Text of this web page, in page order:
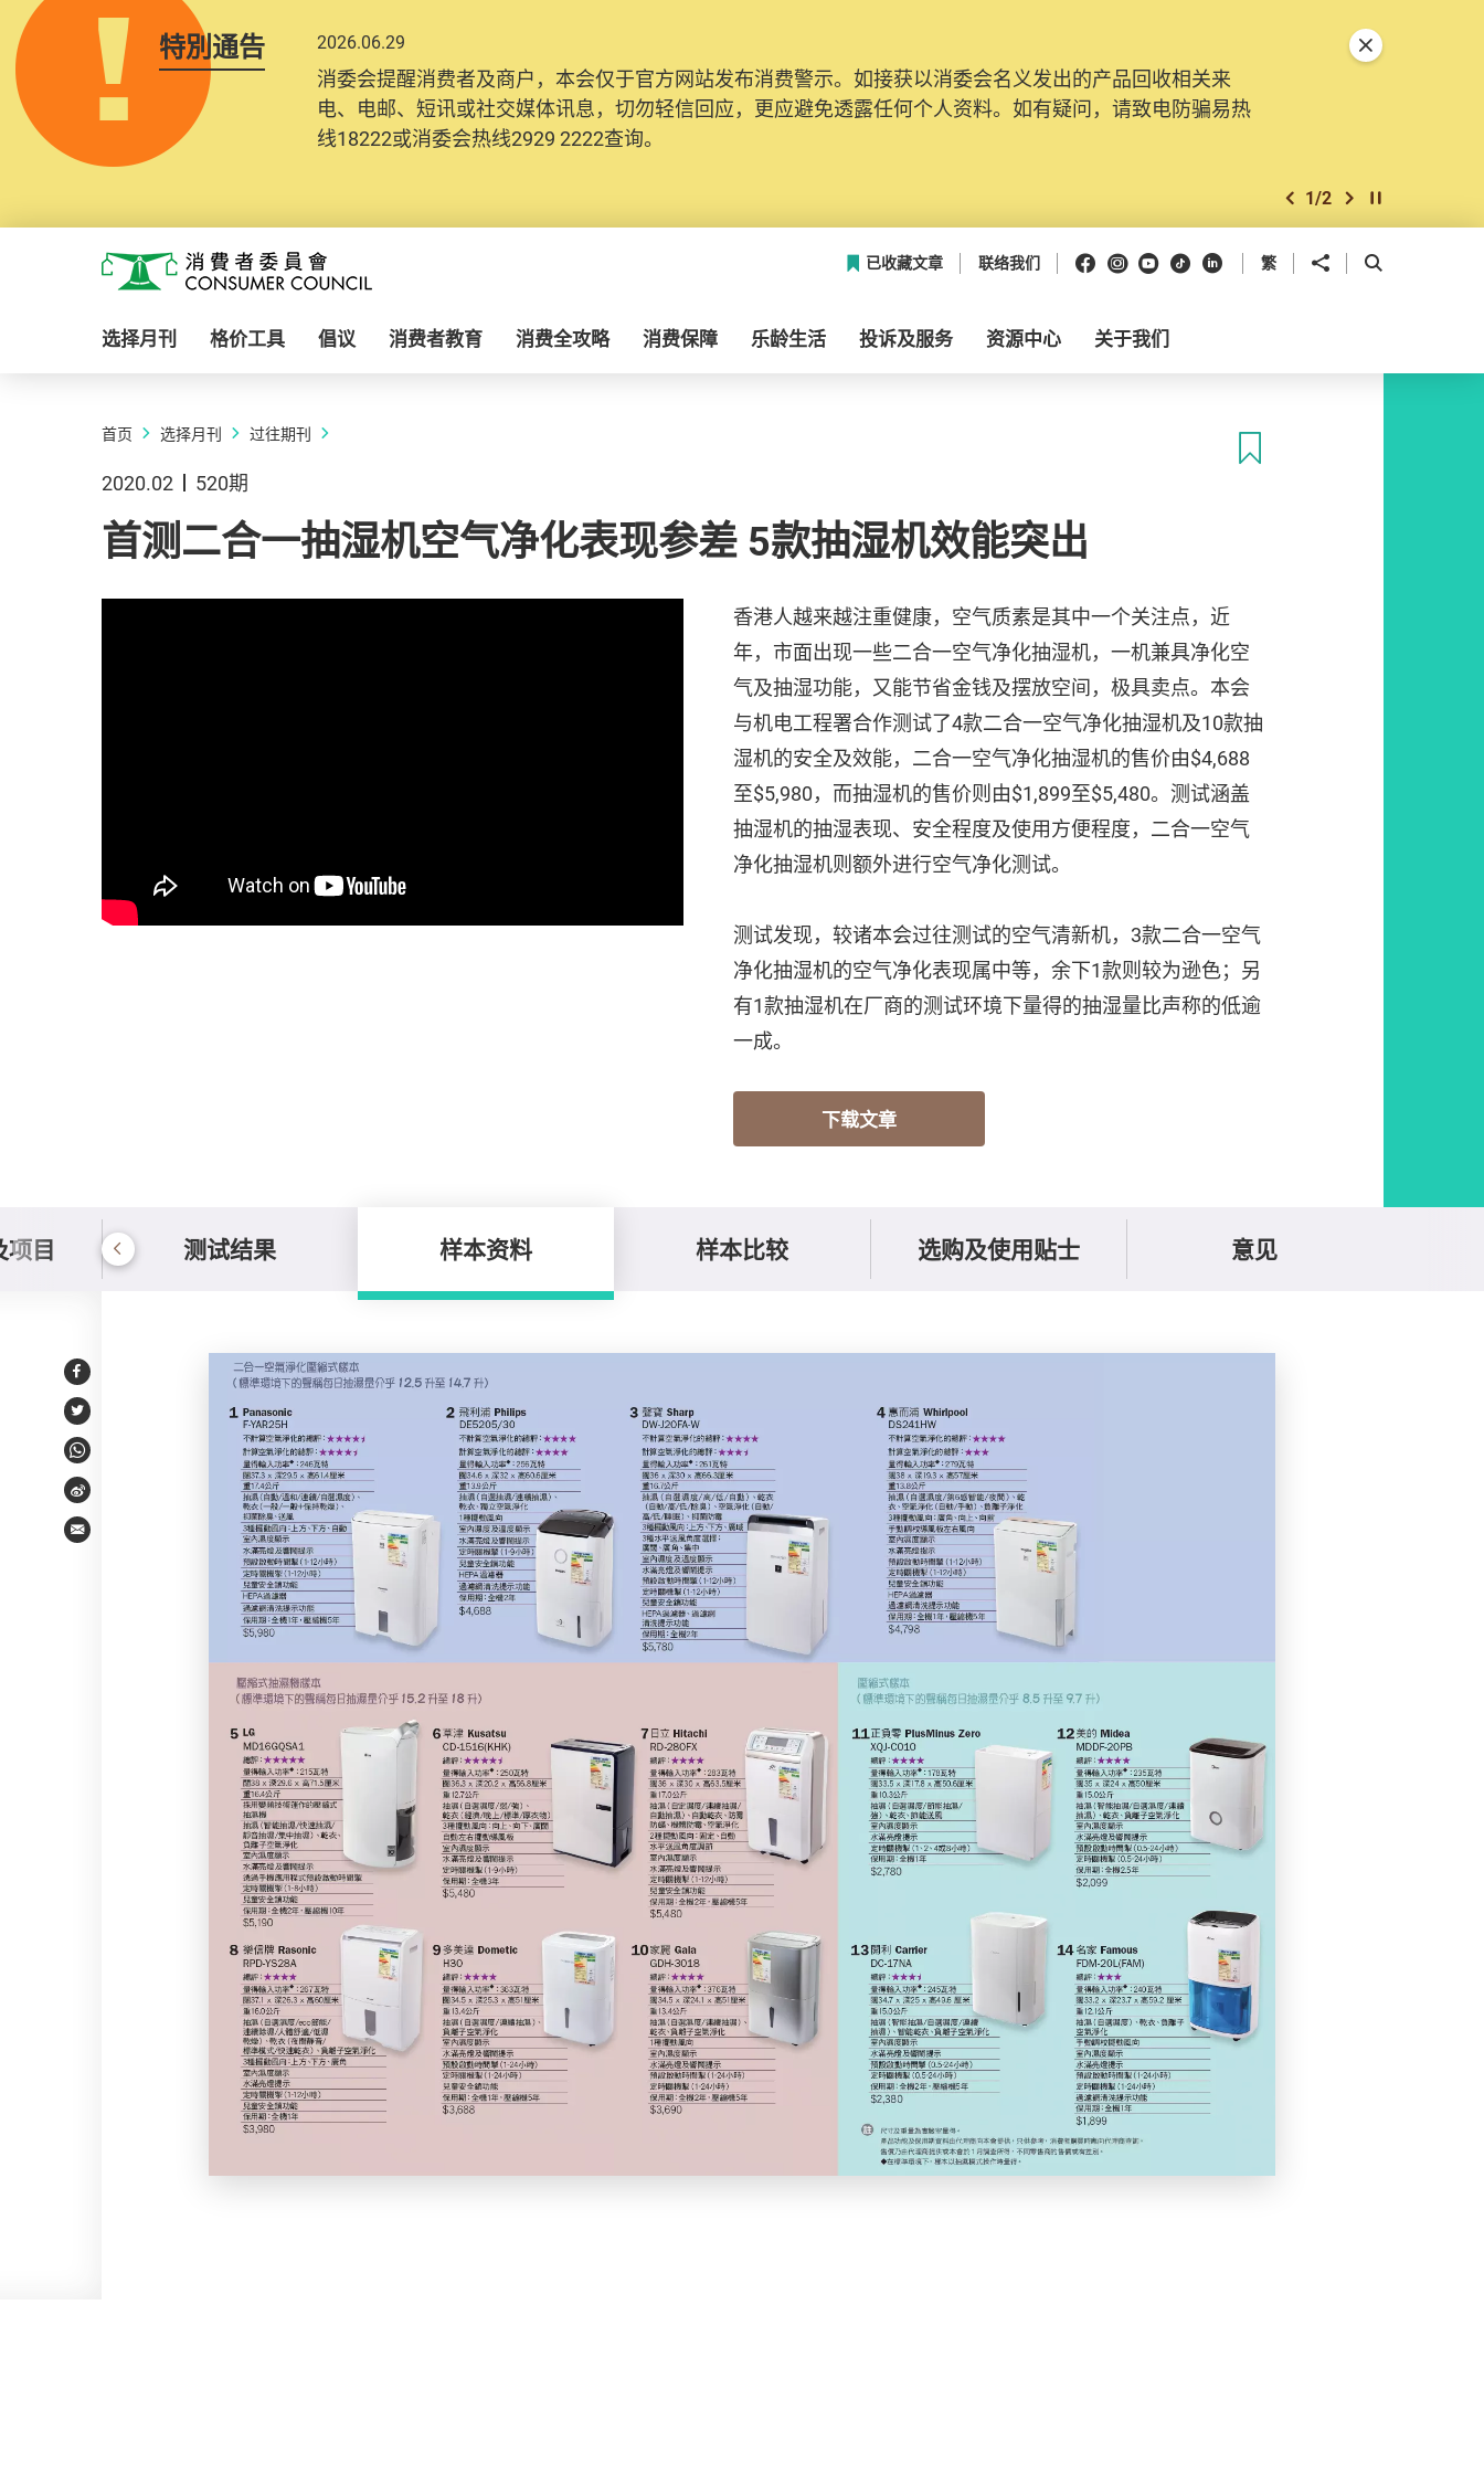
特別通告 2026.06.29
消委会提醒消费者及商户，本会仅于官方网站发布消费警示。如接获以消委会名义发出的产品回收相关来
电、电邮、短讯或社交媒体讯息，切勿轻信回应，更应避免透露任何个人资料。如有疑问，请致电防骗易热
线18222或消委会热线2929 2222查询。
上一个
1/2 下一个开始/暂停幻灯
关闭特別通告
消费者委员会
已收藏文章 联络我们 Facebook
Instagram
Youtube
抖音领英 繁 分享到 开启搜寻框
选择月刊 格价工具 倡议 消费者教育 消费全攻略 消费保障 乐龄生活 投诉及服务 资源中心 关于我们
首页 选择月刊 过往期刊
2020.02 520期
首测二合一抽湿机空气净化表现参差 5款抽湿机效能突出
香港人越来越注重健康，空气质素是其中一个关注点，近
年，市面出现一些二合一空气净化抽湿机，一机兼具净化空
气及抽湿功能，又能节省金钱及摆放空间，极具卖点。本会
与机电工程署合作测试了4款二合一空气净化抽湿机及10款抽
湿机的安全及效能，二合一空气净化抽湿机的售价由$4,688
至$5,980，而抽湿机的售价则由$1,899至$5,480。测试涵盖
抽湿机的抽湿表现、安全程度及使用方便程度，二合一空气
净化抽湿机则额外进行空气净化测试。
测试发现，较诸本会过往测试的空气清新机，3款二合一空气
净化抽湿机的空气净化表现属中等，余下1款则较为逊色；另
有1款抽湿机在厂商的测试环境下量得的抽湿量比声称的低逾
一成。
下载文章
项目 测试结果 样本资料 样本比较 选购及使用贴士 意见
Facebook
Twitter
WhatsApp
Weibo
Email